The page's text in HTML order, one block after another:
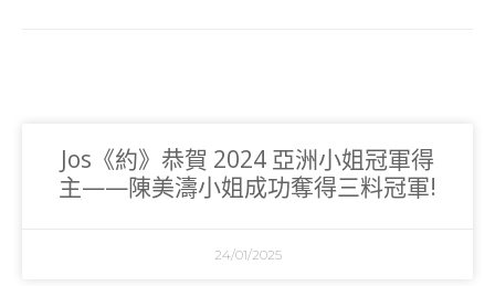
Jos《約》恭賀 2024 亞洲小姐冠軍得
主——陳美濤小姐成功奪得三料冠軍!
24/01/2025